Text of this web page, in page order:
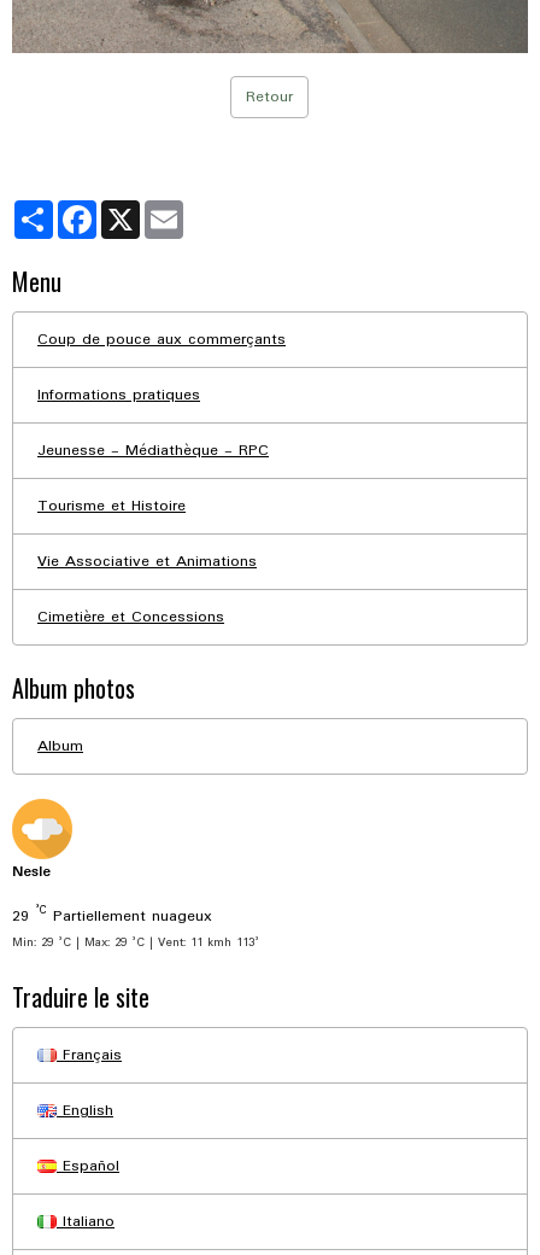
Retour
PartagerFacebook
X
Menu
Coup de pouce aux commerçants
Informations pratiques
Jeunesse - Médiathèque - RPC
Tourisme et Histoire
Vie Associative et Animations
Cimetière et Concessions
Album photos
Album
Nesle
29 °C Partiellement nuageux
Min: 29 °C | Max: 29 °C | Vent: 11 kmh 113°
Traduire le site
Français
English
Español
Italiano